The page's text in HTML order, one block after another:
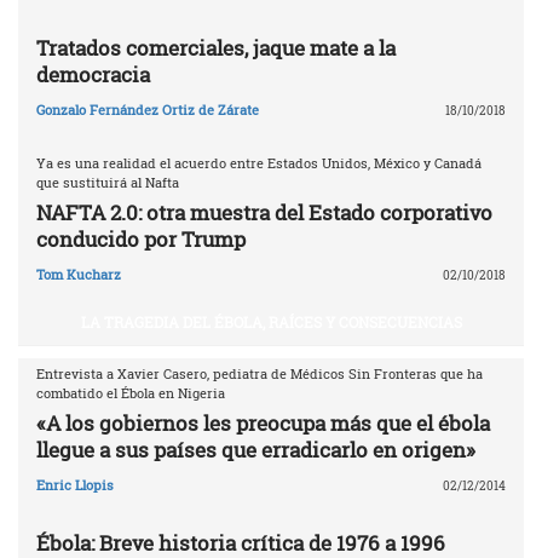
Tratados comerciales, jaque mate a la
democracia
Gonzalo Fernández Ortiz de Zárate 18/10/2018
Ya es una realidad el acuerdo entre Estados Unidos, México y Canadá
que sustituirá al Nafta
NAFTA 2.0: otra muestra del Estado corporativo
conducido por Trump
Tom Kucharz 02/10/2018
Entrevista a Xavier Casero, pediatra de Médicos Sin Fronteras que ha
combatido el Ébola en Nigeria
«A los gobiernos les preocupa más que el ébola
llegue a sus países que erradicarlo en origen»
Enric Llopis 02/12/2014
Ébola: Breve historia crítica de 1976 a 1996